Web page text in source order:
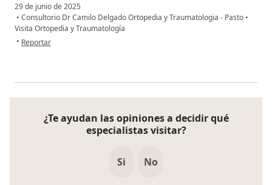
29 de junio de 2025
• Consultorio Dr Camilo Delgado Ortopedia y Traumatologia - Pasto •
Visita Ortopedia y Traumatología
• en opinión del usuario D
Reportar
¿Te ayudan las opiniones a decidir qué
especialistas visitar?
Si No